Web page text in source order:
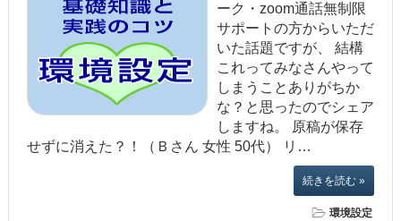
ーク・zoom通話無制限
サポートの方からいただ
いた話題ですが、 結構
これってみなさんやって
しまうことありがちか
な？と思ったのでシェア
しますね。 原稿が保存
せずに消えた？！（Ｂさん 女性 50代） リ…
続きを読む »
環境設定